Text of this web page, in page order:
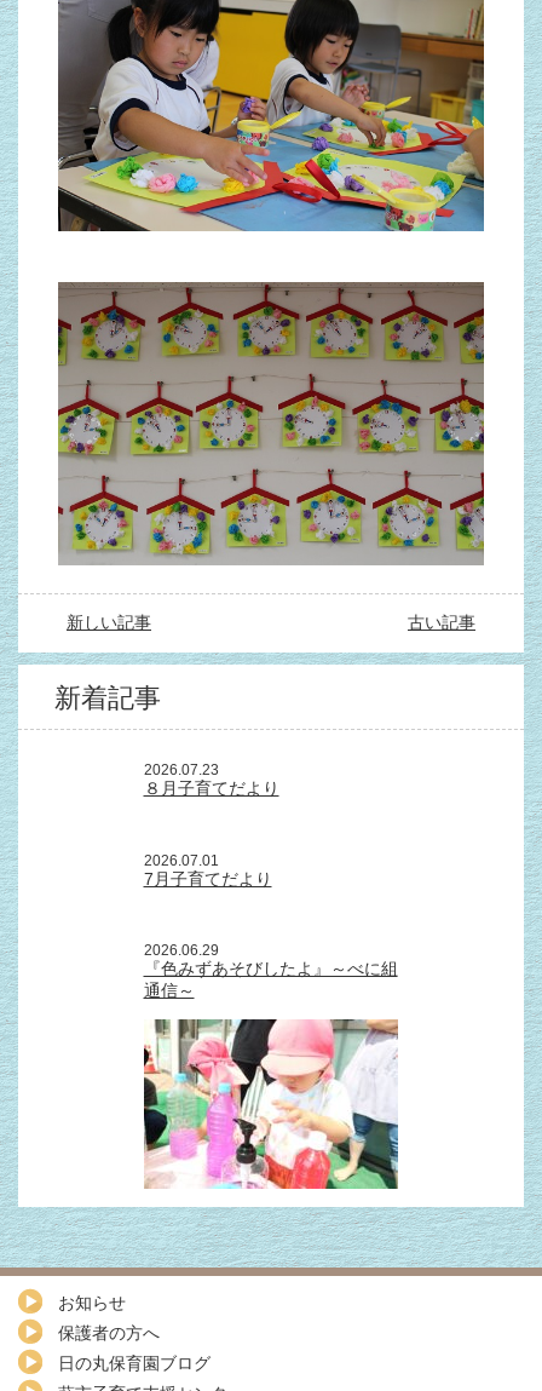
新しい記事 古い記事
新着記事
2026.07.23
８月子育てだより
2026.07.01
7月子育てだより
2026.06.29
『色みずあそびしたよ』～べに組
通信～
お知らせ
保護者の方へ
日の丸保育園ブログ